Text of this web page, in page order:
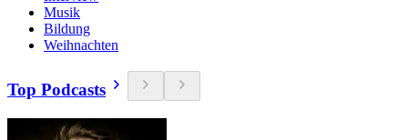
Musik
Bildung
Weihnachten
Top Podcasts